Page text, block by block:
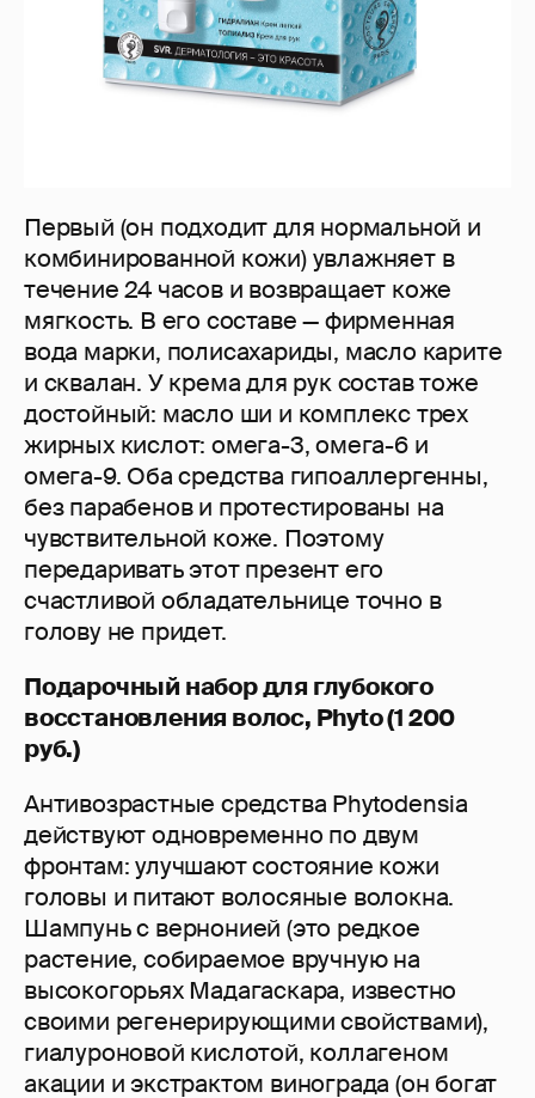
Первый (он подходит для нормальной и
комбинированной кожи) увлажняет в
течение 24 часов и возвращает коже
мягкость. В его составе — фирменная
вода марки, полисахариды, масло карите
и сквалан. У крема для рук состав тоже
достойный: масло ши и комплекс трех
жирных кислот: омега-3, омега-6 и
омега-9. Оба средства гипоаллергенны,
без парабенов и протестированы на
чувствительной коже. Поэтому
передаривать этот презент его
счастливой обладательнице точно в
голову не придет.
Подарочный набор для глубокого
восстановления волос, Phyto (1 200
руб.)
Антивозрастные средства Phytodensia
действуют одновременно по двум
фронтам: улучшают состояние кожи
головы и питают волосяные волокна.
Шампунь с вернонией (это редкое
растение, собираемое вручную на
высокогорьях Мадагаскара, известно
своими регенерирующими свойствами),
гиалуроновой кислотой, коллагеном
акации и экстрактом винограда (он богат